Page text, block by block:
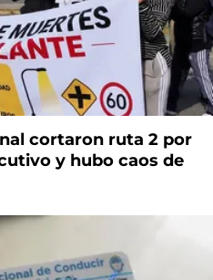
cortaron ruta 2 por
y hubo caos de